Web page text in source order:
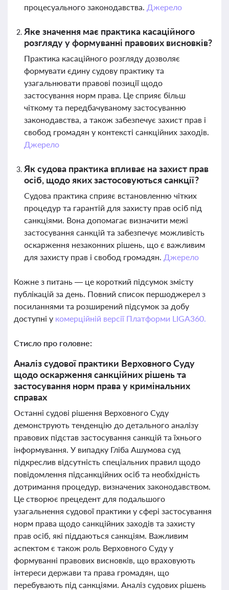
процесуального законодавства. Джерело
Яке значення має практика касаційного
розгляду у формуванні правових висновків?
Практика касаційного розгляду дозволяє
формувати єдину судову практику та
узагальнювати правові позиції щодо
застосування норм права. Це сприяє більш
чіткому та передбачуваному застосуванню
законодавства, а також забезпечує захист прав і
свобод громадян у контексті санкційних заходів.
Джерело
Як судова практика впливає на захист прав
осіб, щодо яких застосовуються санкції?
Судова практика сприяє встановленню чітких
процедур та гарантій для захисту прав осіб під
санкціями. Вона допомагає визначити межі
застосування санкцій та забезпечує можливість
оскарження незаконних рішень, що є важливим
для захисту прав і свобод громадян. Джерело
Кожне з питань — це короткий підсумок змісту
публікацій за день. Повний список першоджерел з
посиланнями та розширений підсумок за добу
доступні у комерційній версії Платформи LIGA360.
Стисло про головне:
Аналіз судової практики Верховного Суду
щодо оскарження санкційних рішень та
застосування норм права у кримінальних
справах
Останні судові рішення Верховного Суду
демонструють тенденцію до детального аналізу
правових підстав застосування санкцій та їхнього
інформування. У випадку Гліба Ашумова суд
підкреслив відсутність спеціальних правил щодо
повідомлення підсанкційних осіб та необхідність
дотримання процедур, визначених законодавством.
Це створює прецедент для подальшого
узагальнення судової практики у сфері застосування
норм права щодо санкційних заходів та захисту
прав осіб, які піддаються санкціям. Важливим
аспектом є також роль Верховного Суду у
формуванні правових висновків, що враховують
інтереси держави та права громадян, що
перебувають під санкціями. Аналіз судових рішень